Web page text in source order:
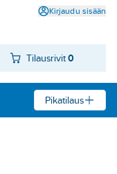
Kirjaudu sisään
Tilausrivit0
Pikatilaus